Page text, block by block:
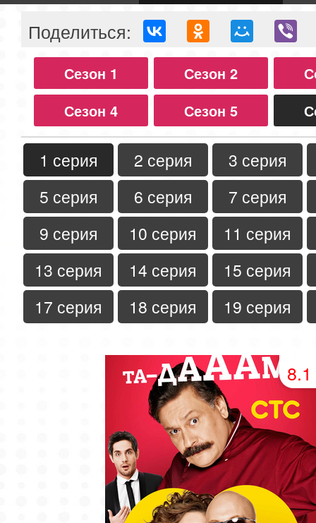
Поделиться:
Сезон 1 Сезон 2
Сезон 4
Сезон 5
1 серия 2 серия
3 серия
5 серия
6 серия
7 серия
9 серия
10 серия
11 серия
13 серия
14 серия
15 серия
17 серия
18 серия 19 серия
8.1